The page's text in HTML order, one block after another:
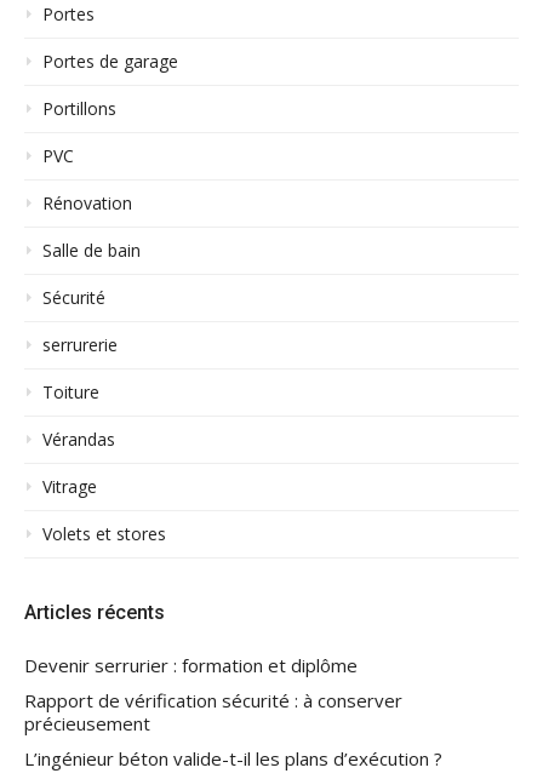
Portes
Portes de garage
Portillons
PVC
Rénovation
Salle de bain
Sécurité
serrurerie
Toiture
Vérandas
Vitrage
Volets et stores
Articles récents
Devenir serrurier : formation et diplôme
Rapport de vérification sécurité : à conserver
précieusement
L’ingénieur béton valide-t-il les plans d’exécution ?